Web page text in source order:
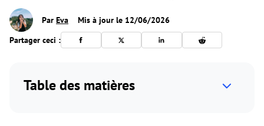
Par Eva
Mis à jour le 12/06/2026
Partager ceci :
Table des matières